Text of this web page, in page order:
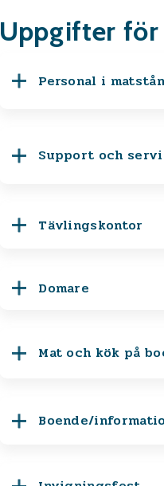
Uppgifter
Personal i
Support och
Tävlingskontor
Domare
Mat och kök på
Boende/